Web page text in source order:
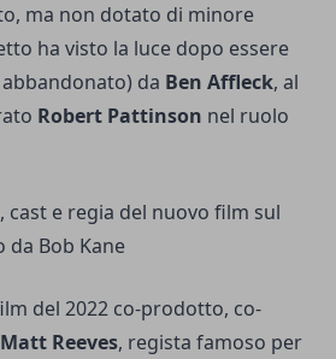
ma non dotato di minore
ha visto la luce dopo essere
da Ben Affleck, al
Robert Pattinson nel ruolo
cast e regia del nuovo film sul
da Bob Kane
del 2022 co-prodotto, co-
Matt Reeves, regista famoso per